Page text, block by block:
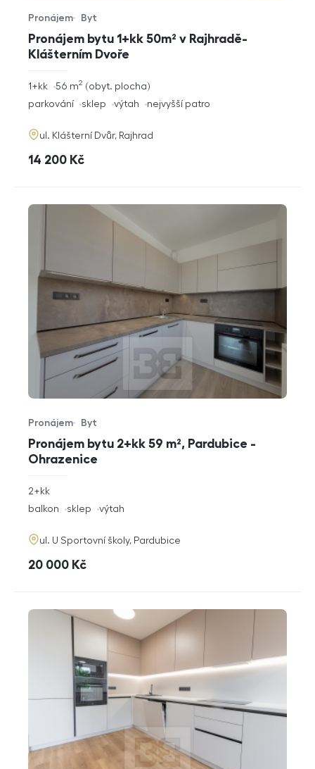
Pronájem bytu 1+kk 50m² v Rajhradě-
Klášterním Dvoře
Typ nabídky
Pronájem
Typ nemovitosti
Byt
rozměry
dispozice
1+kk obyt. plocha
56 m2
funkce
parkování sklep výtah nejvyšší patro
adresa
ul. Klášterní Dvůr, Rajhrad
cena
14 200 Kč
Pronájem bytu 2+kk 59 m², Pardubice -
Ohrazenice
Typ nabídky
Pronájem
Typ nemovitosti
Byt
rozměry
dispozice
2+kk
funkce
balkon sklep výtah
adresa
ul. U Sportovní školy, Pardubice
cena
20 000 Kč